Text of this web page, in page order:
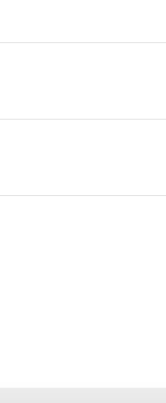
även i en större